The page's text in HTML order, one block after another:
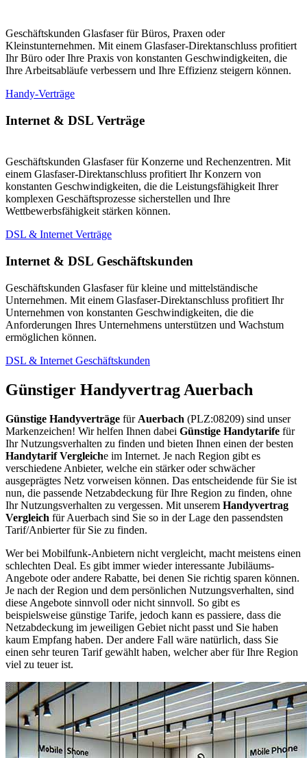
Geschäftskunden Glasfaser für Büros, Praxen oder
Kleinstunternehmen. Mit einem Glasfaser-Direktanschluss profitiert
Ihr Büro oder Ihre Praxis von konstanten Geschwindigkeiten, die
Ihre Arbeitsabläufe verbessern und Ihre Effizienz steigern können.
Handy-Verträge
Internet & DSL Verträge
Geschäftskunden Glasfaser für Konzerne und Rechenzentren. Mit
einem Glasfaser-Direktanschluss profitiert Ihr Konzern von
konstanten Geschwindigkeiten, die die Leistungsfähigkeit Ihrer
komplexen Geschäftsprozesse sicherstellen und Ihre
Wettbewerbsfähigkeit stärken können.
DSL & Internet Verträge
Internet & DSL Geschäftskunden
Geschäftskunden Glasfaser für kleine und mittelständische
Unternehmen. Mit einem Glasfaser-Direktanschluss profitiert Ihr
Unternehmen von konstanten Geschwindigkeiten, die die
Anforderungen Ihres Unternehmens unterstützen und Wachstum
ermöglichen können.
DSL & Internet Geschäftskunden
Günstiger Handyvertrag Auerbach
Günstige Handyverträge für Auerbach (PLZ:08209) sind unser
Markenzeichen! Wir helfen Ihnen dabei Günstige Handytarife für
Ihr Nutzungsverhalten zu finden und bieten Ihnen einen der besten
Handytarif Vergleiche im Internet. Je nach Region gibt es
verschiedene Anbieter, welche ein stärker oder schwächer
ausgeprägtes Netz vorweisen können. Das entscheidende für Sie ist
nun, die passende Netzabdeckung für Ihre Region zu finden, ohne
Ihr Nutzungsverhalten zu vergessen. Mit unserem Handyvertrag
Vergleich für Auerbach sind Sie so in der Lage den passendsten
Tarif/Anbierter für Sie zu finden.
Wer bei Mobilfunk-Anbietern nicht vergleicht, macht meistens einen
schlechten Deal. Es gibt immer wieder interessante Jubiläums-
Angebote oder andere Rabatte, bei denen Sie richtig sparen können.
Je nach der Region und dem persönlichen Nutzungsverhalten, sind
diese Angebote sinnvoll oder nicht sinnvoll. So gibt es
beispielsweise günstige Tarife, jedoch kann es passiere, dass die
Netzabdeckung im jeweiligen Gebiet nicht passt und Sie haben
kaum Empfang haben. Der andere Fall wäre natürlich, dass Sie
einen sehr teuren Tarif gewählt haben, welcher aber für Ihre Region
viel zu teuer ist.